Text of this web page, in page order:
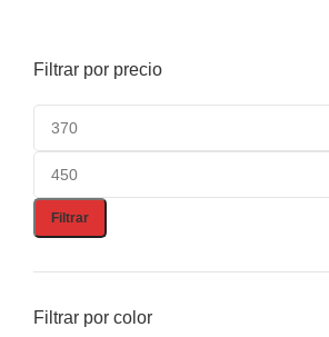
Filtrar por precio
Filtrar
Filtrar por color